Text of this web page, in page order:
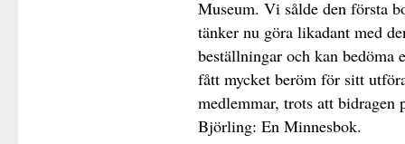
Museum. Vi sålde den första
tänker nu göra likadant med
beställningar och kan
fått mycket beröm för sitt
medlemmar, trots att bidragen
Björling: En Minnesbok.